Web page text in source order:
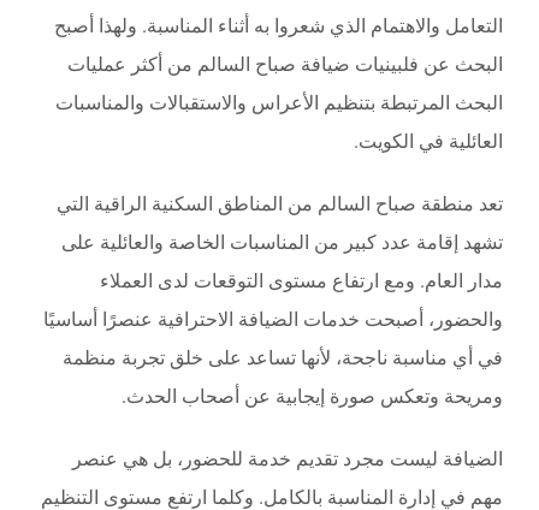
التعامل والاهتمام الذي شعروا به أثناء المناسبة. ولهذا أصبح
البحث عن فلبينيات ضيافة صباح السالم من أكثر عمليات
البحث المرتبطة بتنظيم الأعراس والاستقبالات والمناسبات
العائلية في الكويت.
تعد منطقة صباح السالم من المناطق السكنية الراقية التي
تشهد إقامة عدد كبير من المناسبات الخاصة والعائلية على
مدار العام. ومع ارتفاع مستوى التوقعات لدى العملاء
والحضور، أصبحت خدمات الضيافة الاحترافية عنصرًا أساسيًا
في أي مناسبة ناجحة، لأنها تساعد على خلق تجربة منظمة
ومريحة وتعكس صورة إيجابية عن أصحاب الحدث.
الضيافة ليست مجرد تقديم خدمة للحضور، بل هي عنصر
مهم في إدارة المناسبة بالكامل. وكلما ارتفع مستوى التنظيم